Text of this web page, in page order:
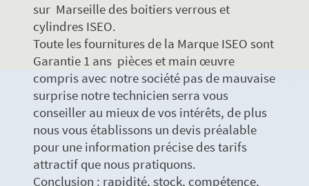
sur Marseille des boitiers verrous et
cylindres ISEO.
Toute les fournitures de la Marque ISEO sont
Garantie 1 ans pièces et main œuvre
compris avec notre société pas de mauvaise
surprise notre technicien serra vous
conseiller au mieux de vos intérêts, de plus
nous vous établissons un devis préalable
pour une information précise des tarifs
attractif que nous pratiquons.
Conclusion : rapidité, stock, compétence,